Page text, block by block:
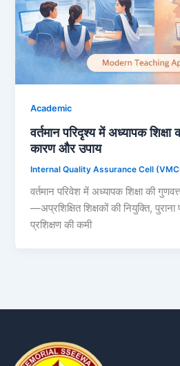
Academic
वर्तमान परिदृश्य में अध्यापक शिक्षा
कारण और उपाय
Internal Quality Assurance Cell
वर्तमान परिवेश में अध्यापक शिक्षा की
—अप्रशिक्षित शिक्षकों की नियुक्ति, पुराना
प्रशिक्षण की कमी